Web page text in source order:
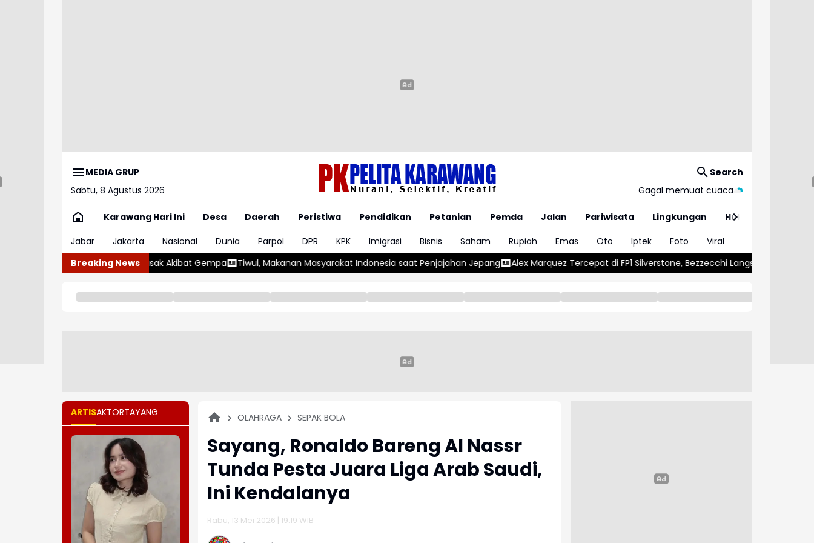
MEDIA GRUP
Sabtu, 8 Agustus 2026
Search
Gagal memuat cuaca
Karawang Hari Ini Desa Daerah Peristiwa Pendidikan Petanian Pemda Jalan Pariwisata Lingkungan
Hukum
Jabar
Jakarta Nasional Dunia Parpol DPR KPK Imigrasi Bisnis Saham Rupiah Emas Oto Iptek Foto
Viral
Breaking News
yang Rusak Akibat Gempa Tiwul, Makanan Masyarakat Indonesia saat Penjajahan Jepang Alex Marquez Tercepat di FP1 Silverstone, Bezzecchi Langsung Mengancam Vinicius Junior
ARTISAKTORTAYANG OLAHRAGA SEPAK BOLA
Sayang, Ronaldo Bareng Al Nassr
Tunda Pesta Juara Liga Arab Saudi,
Ini Kendalanya
Rabu, 13 Mei 2026 | 19:19 WIB